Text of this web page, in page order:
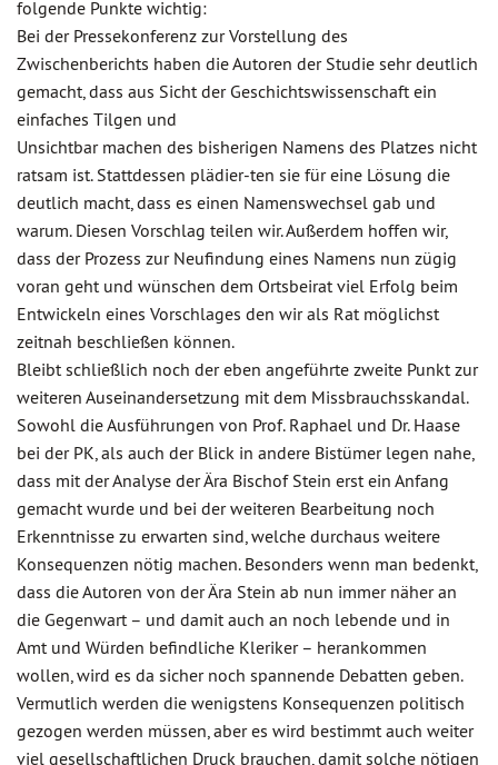
folgende Punkte wichtig:
Bei der Pressekonferenz zur Vorstellung des
Zwischenberichts haben die Autoren der Studie sehr deutlich
gemacht, dass aus Sicht der Geschichtswissenschaft ein
einfaches Tilgen und
Unsichtbar machen des bisherigen Namens des Platzes nicht
ratsam ist. Stattdessen plädier-ten sie für eine Lösung die
deutlich macht, dass es einen Namenswechsel gab und
warum. Diesen Vorschlag teilen wir. Außerdem hoffen wir,
dass der Prozess zur Neufindung eines Namens nun zügig
voran geht und wünschen dem Ortsbeirat viel Erfolg beim
Entwickeln eines Vorschlages den wir als Rat möglichst
zeitnah beschließen können.
Bleibt schließlich noch der eben angeführte zweite Punkt zur
weiteren Auseinandersetzung mit dem Missbrauchsskandal.
Sowohl die Ausführungen von Prof. Raphael und Dr. Haase
bei der PK, als auch der Blick in andere Bistümer legen nahe,
dass mit der Analyse der Ära Bischof Stein erst ein Anfang
gemacht wurde und bei der weiteren Bearbeitung noch
Erkenntnisse zu erwarten sind, welche durchaus weitere
Konsequenzen nötig machen. Besonders wenn man bedenkt,
dass die Autoren von der Ära Stein ab nun immer näher an
die Gegenwart – und damit auch an noch lebende und in
Amt und Würden befindliche Kleriker – herankommen
wollen, wird es da sicher noch spannende Debatten geben.
Vermutlich werden die wenigstens Konsequenzen politisch
gezogen werden müssen, aber es wird bestimmt auch weiter
viel gesellschaftlichen Druck brauchen, damit solche nötigen